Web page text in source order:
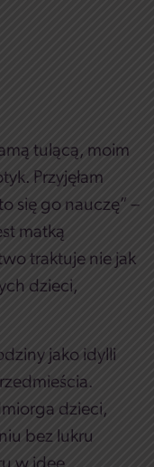
tulącą, moim
Przyjęłam
się go nauczę” –
matką
traktuje nie jak
dzieci,
jako idylli
dzieci,
bez lukru